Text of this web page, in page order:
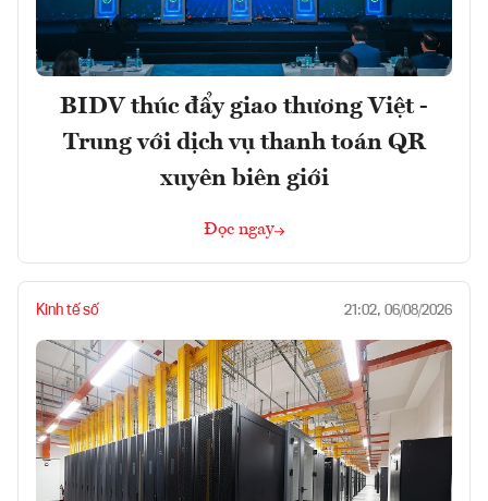
BIDV thúc đẩy giao thương Việt -
Trung với dịch vụ thanh toán QR
xuyên biên giới
Đọc ngay
Kinh tế số 21:02, 06/08/2026